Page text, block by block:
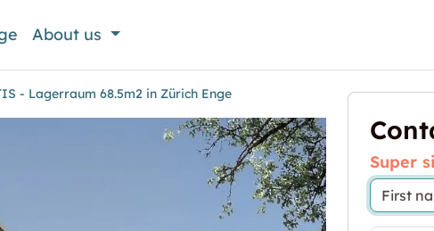
About us
- Lagerraum 68.5m2 in Zürich Enge
Super